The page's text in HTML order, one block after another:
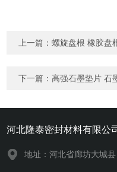
上一篇：螺旋盘根 橡胶盘
下一篇：高强石墨垫片 石
河北隆泰密封材料有限公
地址：河北省廊坊大城县